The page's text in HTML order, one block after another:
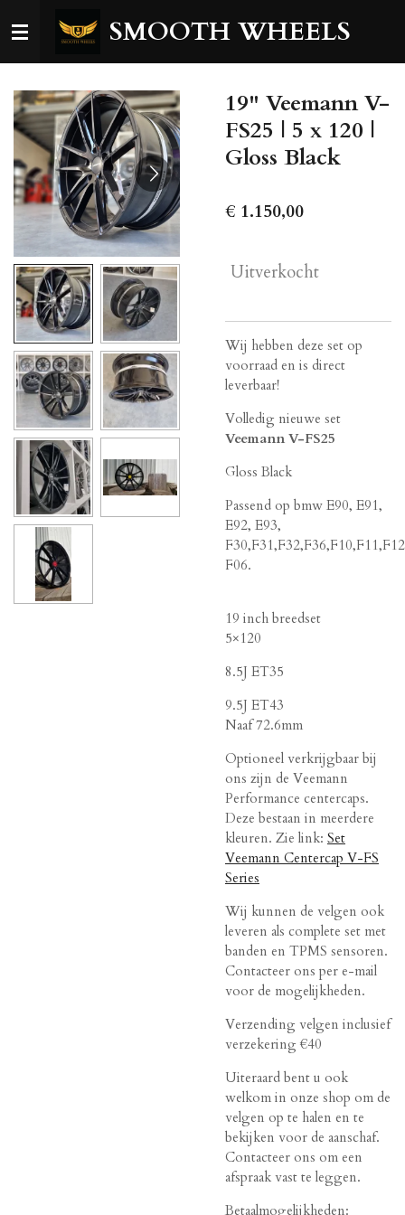
direct
hoofdinhoud
SMOOTH WHEELS
19" Veemann V-
FS25 | 5 x 120 |
Gloss Black
€ 1.150,00
Uitverkocht
Wij hebben deze set op
voorraad en is direct
leverbaar!
Volledig nieuwe set
Veemann V-FS25
Gloss Black
Passend op bmw E90, E91,
E92, E93,
F06.
19 inch breedset
5×120
8.5J ET35
9.5J ET43
Naaf 72.6mm
Optioneel verkrijgbaar bij
ons zijn de Veemann
Performance centercaps.
Deze bestaan in meerdere
kleuren. Zie link: Set
Veemann Centercap V-FS
Series
Wij kunnen de velgen ook
leveren als complete set met
banden en TPMS sensoren.
Contacteer ons per e-mail
voor de mogelijkheden.
Verzending velgen inclusief
verzekering €40
Uiteraard bent u ook
welkom in onze shop om de
velgen op te halen en te
bekijken voor de aanschaf.
Contacteer ons om een
afspraak vast te leggen.
Betaalmogelijkheden: